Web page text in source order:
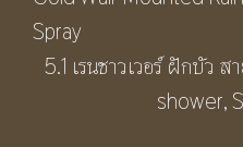
5.1 เรนชาวเวอร์ ฝักบัว
shower,